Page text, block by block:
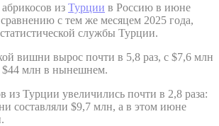
из Турции в Россию в июне
с тем же месяцем 2025 года,
службы Турции.
вишни вырос почти в 5,8 раз, с $7,6 млн
млн в нынешнем.
из Турции увеличились почти в 2,8 раза:
составляли $9,7 млн, а в этом июне